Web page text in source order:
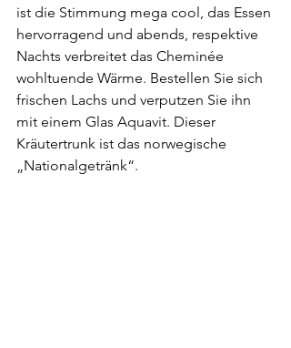
ist die Stimmung mega cool, das Essen
hervorragend und abends, respektive
Nachts verbreitet das Cheminée
wohltuende Wärme. Bestellen Sie sich
frischen Lachs und verputzen Sie ihn
mit einem Glas Aquavit. Dieser
Kräutertrunk ist das norwegische
„Nationalgetränk“.